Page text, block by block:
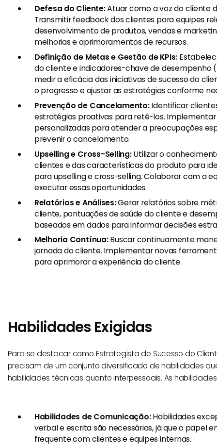
Defesa do Cliente:Atuar como a voz do cliente
Transmitir feedback dos clientes para equipes
desenvolvimento de produtos, vendas e
melhorias e aprimoramentos de recursos.
Definição de Metas e Gestão de KPIs:
do cliente e indicadores-chave de desempenho
medir a eficácia das iniciativas de sucesso do
o progresso e ajustar as estratégias conforme
Prevenção de Cancelamento:Identificar
estratégias proativas para retê-los.
personalizadas para atender a preocupações
prevenir o cancelamento.
Upselling e Cross-Selling:Utilizar o
clientes e das características do produto para
para upselling e cross-selling. Colaborar com a
executar essas oportunidades.
Relatórios e Análises:Gerar relatórios sobre
cliente, pontuações de saúde do cliente e
baseados em dados para informar decisões
Melhoria Contínua:Buscar continuamente
jornada do cliente. Implementar novas
para aprimorar a experiência do cliente.
Habilidades Exigidas
Para se destacar como Estrategista de Sucesso do
precisam de um conjunto diversificado de habilidades
habilidades técnicas quanto interpessoais. As
Habilidades de Comunicação:Habilidades
verbal e escrita são necessárias, já que o papel
frequente com clientes e equipes internas.